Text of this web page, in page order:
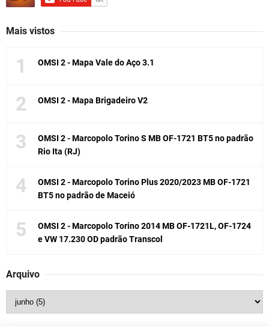
Mais vistos
OMSI 2 - Mapa Vale do Aço 3.1
OMSI 2 - Mapa Brigadeiro V2
OMSI 2 - Marcopolo Torino S MB OF-1721 BT5 no padrão
Rio Ita (RJ)
OMSI 2 - Marcopolo Torino Plus 2020/2023 MB OF-1721
BT5 no padrão de Maceió
OMSI 2 - Marcopolo Torino 2014 MB OF-1721L, OF-1724
e VW 17.230 OD padrão Transcol
Arquivo